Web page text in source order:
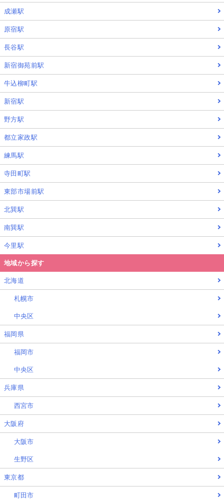
成瀬駅
原宿駅
長谷駅
新宿御苑前駅
牛込柳町駅
新宿駅
野方駅
都立家政駅
練馬駅
寺田町駅
東部市場前駅
北巽駅
南巽駅
今里駅
地域から探す
北海道
札幌市
中央区
福岡県
福岡市
中央区
兵庫県
西宮市
大阪府
大阪市
生野区
東京都
町田市